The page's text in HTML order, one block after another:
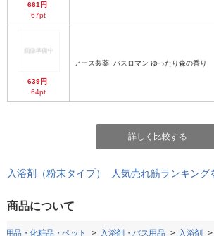
661円
67pt
639円
64pt
アース製薬 バスロマン ゆったり森の香り
詳しく比較する
入浴剤（粉末タイプ） 人気売れ筋ランキング
商品について
用品・化粧品・ペット 入浴剤・バス用品 入浴剤